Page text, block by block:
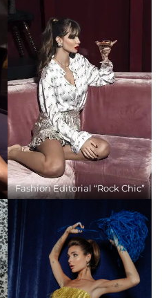
Fashion Editorial “Rock Chic”